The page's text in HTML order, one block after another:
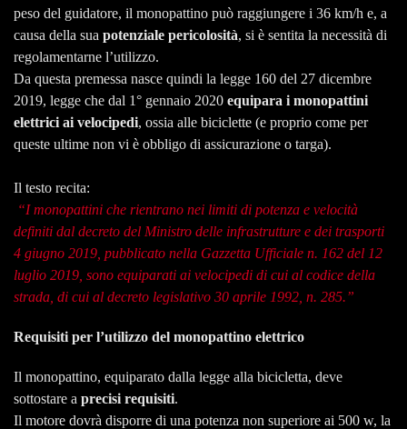
peso del guidatore, il monopattino può raggiungere i 36 km/h e, a
causa della sua potenziale pericolosità, si è sentita la necessità di
regolamentarne l’utilizzo.
Da questa premessa nasce quindi la legge 160 del 27 dicembre
2019, legge che dal 1° gennaio 2020 equipara i monopattini
elettrici ai velocipedi, ossia alle biciclette (e proprio come per
queste ultime non vi è obbligo di assicurazione o targa).
Il testo recita:
“I monopattini che rientrano nei limiti di potenza e velocità
definiti dal decreto del Ministro delle infrastrutture e dei trasporti
4 giugno 2019, pubblicato nella Gazzetta Ufficiale n. 162 del 12
luglio 2019, sono equiparati ai velocipedi di cui al codice della
strada, di cui al decreto legislativo 30 aprile 1992, n. 285.”
Requisiti per l’utilizzo del monopattino elettrico
Il monopattino, equiparato dalla legge alla bicicletta, deve
sottostare a precisi requisiti.
Il motore dovrà disporre di una potenza non superiore ai 500 w, la